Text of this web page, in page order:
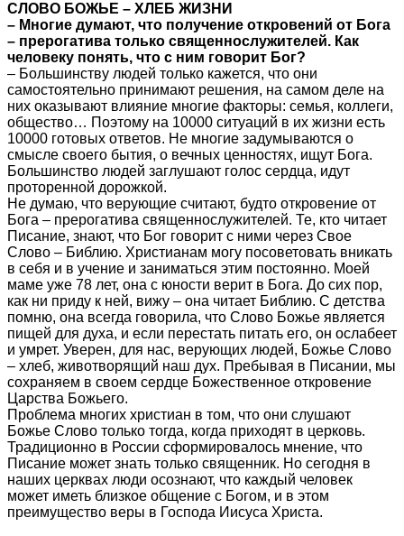
СЛОВО БОЖЬЕ – ХЛЕБ ЖИЗНИ
– Многие думают, что получение откровений от Бога
– прерогатива только священнослужителей. Как
человеку понять, что с ним говорит Бог?
– Большинству людей только кажется, что они
самостоятельно принимают решения, на самом деле на
них оказывают влияние многие факторы: семья, коллеги,
общество… Поэтому на 10000 ситуаций в их жизни есть
10000 готовых ответов. Не многие задумываются о
смысле своего бытия, о вечных ценностях, ищут Бога.
Большинство людей заглушают голос сердца, идут
проторенной дорожкой.
Не думаю, что верующие считают, будто откровение от
Бога – прерогатива священнослужителей. Те, кто читает
Писание, знают, что Бог говорит с ними через Свое
Слово – Библию. Христианам могу посоветовать вникать
в себя и в учение и заниматься этим постоянно. Моей
маме уже 78 лет, она с юности верит в Бога. До сих пор,
как ни приду к ней, вижу – она читает Библию. С детства
помню, она всегда говорила, что Слово Божье является
пищей для духа, и если перестать питать его, он ослабеет
и умрет. Уверен, для нас, верующих людей, Божье Слово
– хлеб, животворящий наш дух. Пребывая в Писании, мы
сохраняем в своем сердце Божественное откровение
Царства Божьего.
Проблема многих христиан в том, что они слушают
Божье Слово только тогда, когда приходят в церковь.
Традиционно в России сформировалось мнение, что
Писание может знать только священник. Но сегодня в
наших церквах люди осознают, что каждый человек
может иметь близкое общение с Богом, и в этом
преимущество веры в Господа Иисуса Христа.